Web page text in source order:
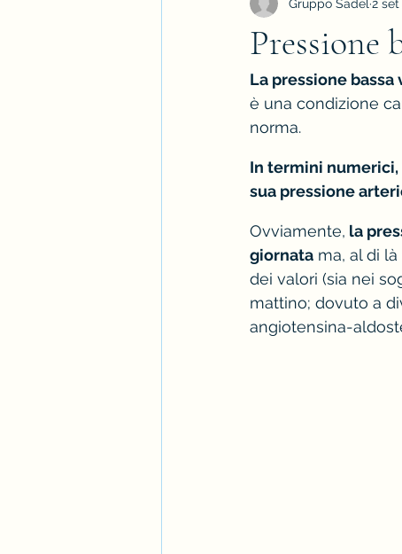
Pressione
Gruppo Sadel 2 set
La pressione
è una condizione
norma.
In termini
sua pressione
Ovviamente, la
giornata ma, al di
dei valori (sia nei
mattino; dovuto a
angiotensina-